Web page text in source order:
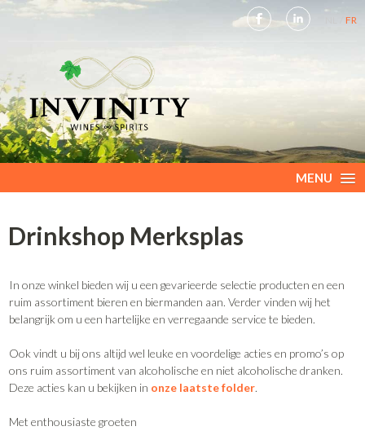
FR
MENU
Drinkshop Merksplas
In onze winkel bieden wij u een gevarieerde selectie producten en een
ruim assortiment bieren en biermanden aan. Verder vinden wij het
belangrijk om u een hartelijke en verregaande service te bieden.
Ook vindt u bij ons altijd wel leuke en voordelige acties en promo’s op
ons ruim assortiment van alcoholische en niet alcoholische dranken.
Deze acties kan u bekijken in onze laatste folder.
Met enthousiaste groeten